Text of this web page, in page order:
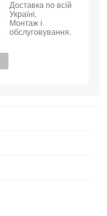
Доставка по всій
Україні.
Монтаж і
обслуговування.